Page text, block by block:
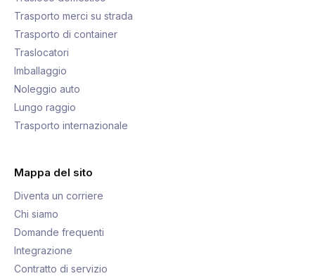
Trasporto merci su strada
Trasporto di container
Traslocatori
Imballaggio
Noleggio auto
Lungo raggio
Trasporto internazionale
Mappa del sito
Diventa un corriere
Chi siamo
Domande frequenti
Integrazione
Contratto di servizio